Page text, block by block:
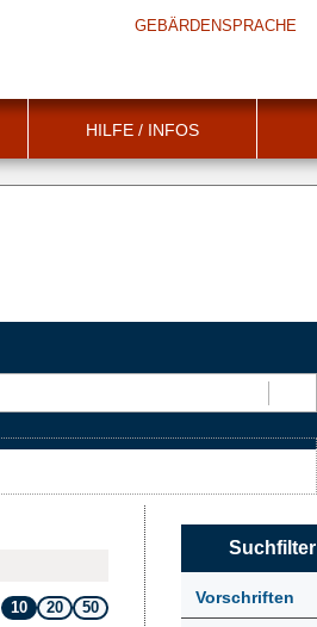
GEBÄRDENSPRACHE
HILFE / INFOS
10 20 50
Suchfilter
Vorschriften